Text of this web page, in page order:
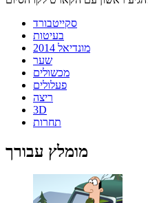
סקייטבורד
בעיטות
מונדיאל 2014
שער
מכשולים
פעלולים
ריצה
3D
תחרות
מומלץ עבורך